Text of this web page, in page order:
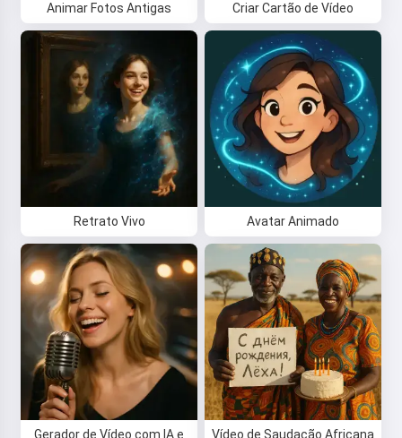
Animar Fotos Antigas Criar Cartão de Vídeo
Retrato Vivo Avatar Animado
Gerador de Vídeo com IA e
Vídeo de Saudação Africana